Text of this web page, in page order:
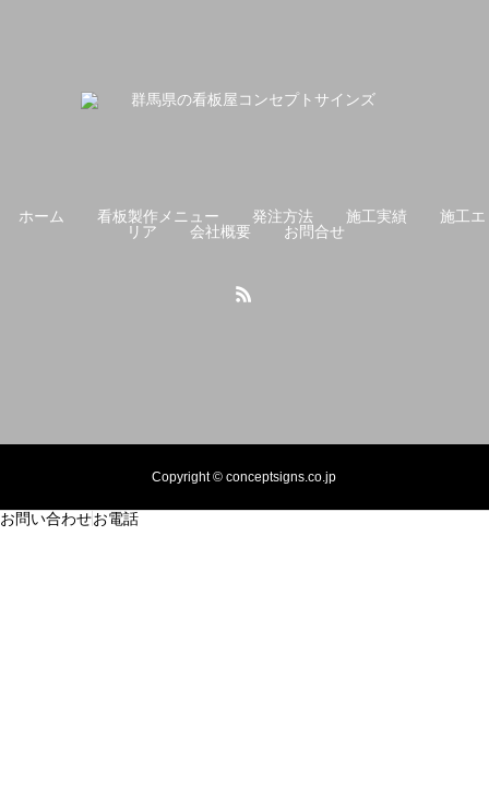
ホーム 看板製作メニュー 発注方法 施工実績
施工エ
リア
会社概要 お問合せ
Copyright © conceptsigns.co.jp
お問い合わせお電話